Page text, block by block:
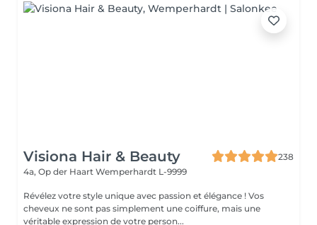
Visiona Hair & Beauty
238
4a, Op der Haart Wemperhardt L-9999
Révélez votre style unique avec passion et élégance ! Vos
cheveux ne sont pas simplement une coiffure, mais une
véritable expression de votre person...